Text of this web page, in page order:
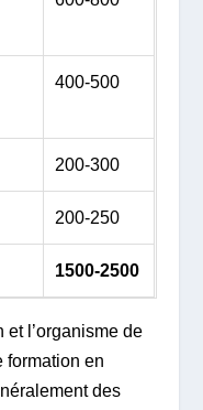
400-500
200-300
200-250
1500-2500
et l’organisme de
formation en
des